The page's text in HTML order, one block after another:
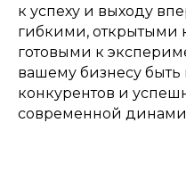
к успеху и выходу
гибкими, открытыми
готовыми к
вашему бизнесу
конкурентов и
современной